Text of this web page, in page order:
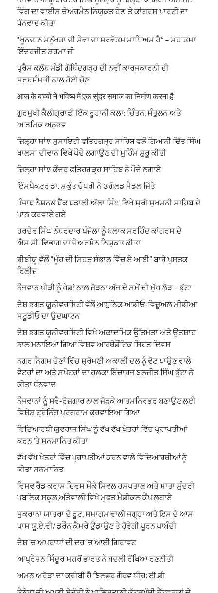
ਵਿੰਗ ਦਾ ਵਾਈਸ ਚੇਅਰਮੈਨ ਨਿਯੁਕਤ ਹੋਣ ‘ਤੇ ਕਾਂਗਰਸ ਪਾਰਟੀ ਦਾ
ਧੰਨਵਾਦ ਕੀਤਾ
“ਖੂਨਦਾਨ ਮਨੁੱਖਤਾ ਦੀ ਸੇਵਾ ਦਾ ਸਰਵੋਤਮ ਮਾਧਿਅਮ ਹੈ” – ਮਹਾਤਮਾ
ਇੰਦਰਜੀਤ ਸ਼ਰਮਾ ਜੀ
ਪ੍ਰੈਸ ਕਲੱਬ ਮੰਡੀ ਗੋਬਿੰਦਗੜ੍ਹ ਦੀ ਨਵੀਂ ਕਾਰਜਕਾਰਨੀ ਦੀ
ਸਰਬਸੰਮਤੀ ਨਾਲ ਹੋਈ ਚੋਣ
आज के बच्चों ने भविष्य में एक सुंदर समाज का निर्माण करना है
ਗੁਰਮੁਖੀ ਕੈਲੀਗ੍ਰਾਫੀ ਇੱਕ ਰੂਹਾਨੀ ਕਲਾ: ਚਿੰਤਨ, ਸੰਤੁਲਨ ਅਤੇ
ਆਤਮਿਕ ਅਨੁਭਵ
ਜ਼ਿਲ੍ਹਾ ਸਾਂਝ ਸੁਸਾਇਟੀ ਫਤਿਹਗੜ੍ਹ ਸਾਹਿਬ ਵਲੋਂ ਗਿਆਨੀ ਦਿੱਤ ਸਿੰਘ
ਖਾਲਸਾ ਦੀਵਾਨ ਵਿਖੇ ਪੌਦੇ ਲਗਾਉਣ ਦੀ ਮੁਹਿੰਮ ਸ਼ੁਰੂ ਕੀਤੀ
ਜ਼ਿਲ੍ਹਾ ਸਾਂਝ ਕੇਂਦਰ ਫਤਿਹਗੜ੍ਹ ਸਾਹਿਬ ਨੇ ਪੌਦੇ ਲਗਾਏ
ਇੰਸਪੈਕਟਰ ਡਾ. ਸ਼ਕੁੰਤ ਚੌਧਰੀ ਨੇ 3 ਗੋਲਡ ਮੈਡਲ ਜਿੱਤੇ
ਪੰਜਾਬ ਨੈਸ਼ਨਲ ਬੈਂਕ ਬਡਾਲੀ ਅੱਲਾ ਸਿੰਘ ਵਿਖੇ ਸ੍ਰੀ ਸੁਖਮਨੀ ਸਾਹਿਬ ਦੇ
ਪਾਠ ਕਰਵਾਏ ਗਏ
ਹਰਦੇਵ ਸਿੰਘ ਨੰਬਰਦਾਰ ਪੰਜੋਲਾ ਨੂੰ ਬਲਾਕ ਸਰਹਿੰਦ ਕਾਂਗਰਸ ਦੇ
ਐਸ.ਸੀ. ਵਿਭਾਗ ਦਾ ਚੇਅਰਮੈਨ ਨਿਯੁਕਤ ਕੀਤਾ
ਡੀਬੀਯੂ ਵੱਲੋਂ “ਮੂੰਹ ਦੀ ਸਿਹਤ ਸੰਭਾਲ ਵਿੱਚ ਏ ਆਈ” ਬਾਰੇ ਪੁਸਤਕ
ਰਿਲੀਜ਼
ਨੌਜਵਾਨ ਪੀੜੀ ਨੂੰ ਖੇਡਾਂ ਨਾਲ ਜੋੜਨਾ ਅੱਜ ਦੇ ਸਮੇਂ ਦੀ ਮੁੱਖ ਲੋੜ – ਭੁੱਟਾ
ਦੇਸ਼ ਭਗਤ ਯੂਨੀਵਰਸਿਟੀ ਵੱਲੋਂ ਆਧੁਨਿਕ ਆਡੀਓ-ਵਿਜ਼ੂਅਲ ਮੀਡੀਆ
ਸਟੂਡੀਓ ਦਾ ਉਦਘਾਟਨ
ਦੇਸ਼ ਭਗਤ ਯੂਨੀਵਰਸਿਟੀ ਵਿਖੇ ਅਕਾਦਮਿਕ ਉੱਤਮਤਾ ਅਤੇ ਉਤਸ਼ਾਹ
ਨਾਲ ਮਨਾਇਆ ਗਿਆ ਵਿਸ਼ਵ ਆਰਥੋਡੌਂਟਿਕ ਸਿਹਤ ਦਿਵਸ
ਨਗਰ ਨਿਗਮ ਚੋਣਾਂ ਵਿੱਚ ਸ਼੍ਰੋਮਣੀ ਅਕਾਲੀ ਦਲ ਨੂੰ ਵੋਟ ਪਾਉਣ ਵਾਲੇ
ਵੋਟਰਾਂ ਦਾ ਅਤੇ ਸਪੋਟਰਾਂ ਦਾ ਹਲਕਾ ਇੰਚਾਰਜ ਬਲਜੀਤ ਸਿੰਘ ਭੁੱਟਾ ਨੇ
ਕੀਤਾ ਧੰਨਵਾਦ
ਨੌਜਵਾਨਾਂ ਨੂੰ ਸਵੈ-ਰੋਜ਼ਗਾਰ ਨਾਲ ਜੋੜਕੇ ਆਤਮਨਿਰਭਰ ਬਣਾਉਣ ਲਈ
ਵਿਸ਼ੇਸ਼ ਟ੍ਰੇਨਿੰਗ ਪ੍ਰੋਗਰਾਮ ਕਰਵਾਇਆ ਗਿਆ
ਵਿਦਿਆਰਥੀ ਯੁਵਰਾਜ ਸਿੰਘ ਨੂੰ ਵੱਖ ਵੱਖ ਖੇਤਰਾਂ ਵਿੱਚ ਪ੍ਰਾਪਤੀਆਂ
ਕਰਨ ‘ਤੇ ਸਨਮਾਨਿਤ ਕੀਤਾ
ਵੱਖ ਵੱਖ ਖੇਤਰਾਂ ਵਿੱਚ ਪ੍ਰਾਪਤੀਆਂ ਕਰਨ ਵਾਲੇ ਵਿਦਿਆਰਥੀਆਂ ਨੂੰ
ਕੀਤਾ ਸਨਮਾਨਿਤ
ਵਿਸਵ ਰੈਡ ਕਰਾਸ ਦਿਵਸ ਮੌਕੇ ਸਿਵਲ ਹਸਪਤਾਲ ਅਤੇ ਮਾਤਾ ਸੁੰਦਰੀ
ਪਬਲਿਕ ਸਕੂਲ,ਅੱਤੇਵਾਲੀ ਵਿਖੇ ਮੁਫਤ ਮੈਡੀਕਲ ਕੈਂਪ ਲਗਾਏ
ਸੁਕਰਾਨਾ ਯਾਤਰਾ ਦੇ ਰੂਟ, ਸਮਾਗਮ ਵਾਲੀ ਜਗ੍ਹਾ ਅਤੇ ਇਸ ਦੇ ਆਸ
ਪਾਸ ਯੂ.ਏ.ਵੀ/ ਡਰੌਨ ਕੈਮਰੇ ਉਡਾਉਣ ਤੇ ਹੋਵੇਗੀ ਪੂਰਨ ਪਾਬੰਦੀ
ਦੇਸ਼ ‘ਚ ਅਪਰਾਧਾਂ ਦੀ ਦਰ ‘ਚ ਆਈ ਗਿਰਾਵਟ
ਆਪ੍ਰੇਸ਼ਨ ਸਿੰਦੂਰ ਮਗਰੋਂ ਭਾਰਤ ਨੇ ਬਦਲੀ ਰੱਖਿਆ ਰਣਨੀਤੀ
ਅਮਨ ਅਰੋੜਾ ਦਾ ਕਰੀਬੀ ਹੈ ਬਿਲਡਰ ਗੌਰਵ ਧੀਰ: ਈ.ਡੀ